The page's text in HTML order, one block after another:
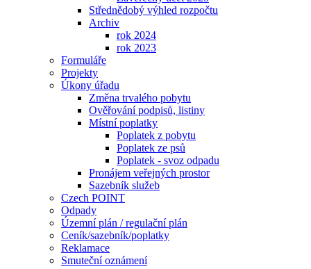
Střednědobý výhled rozpočtu
Archiv
rok 2024
rok 2023
Formuláře
Projekty
Úkony úřadu
Změna trvalého pobytu
Ověřování podpisů, listiny
Místní poplatky
Poplatek z pobytu
Poplatek ze psů
Poplatek - svoz odpadu
Pronájem veřejných prostor
Sazebník služeb
Czech POINT
Odpady
Územní plán / regulační plán
Ceník/sazebník/poplatky
Reklamace
Smuteční oznámení